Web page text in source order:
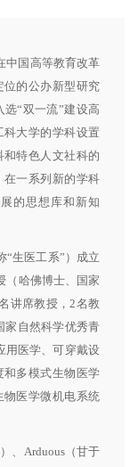
国高等教育改革
位的公办新型研究
“双一流”建设高
大学的学科设置
特色人文社科的
在一系列新的学科
的思想库和新知
生医工系”）成立
（哈佛博士、国家
讲席教授，2名教
家自然科学优秀青
用医学、可穿戴设
和多模式生物医学
物医学微机电系统
、Arduous（甘于